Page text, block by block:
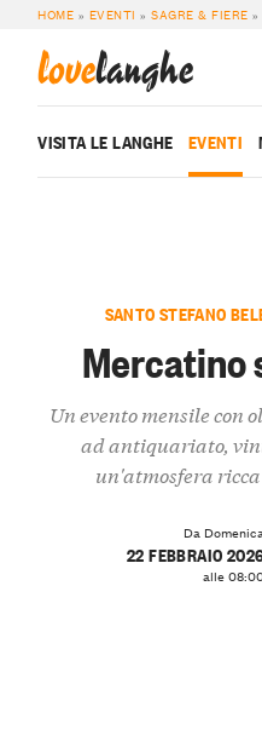
HOME » EVENTI »SAGRE & FIERE »
lovelanghe
VISITA LE LANGHE EVENTI
SANTO STEFANO
Mercatino
Un evento mensile con
ad antiquariato,
un'atmosfera
Da
22 FEBBRAIO
alle